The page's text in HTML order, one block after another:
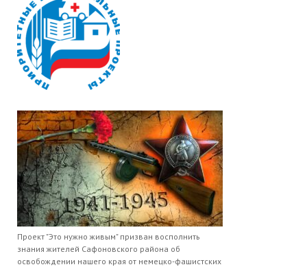
Проект "Это нужно живым" призван восполнить
знания жителей Сафоновского района об
освобождении нашего края от немецко-фашистских